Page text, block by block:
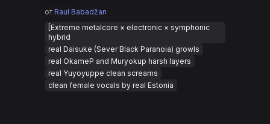
от Raul Babadžan
[Extreme metalcore × electronic × symphonic
hybrid
real Daisuke (Sever Black Paranoia) growls
real OkameP and Muryokup harsh layers
real Yuyoyuppe clean screams
clean female vocals by real Estonia